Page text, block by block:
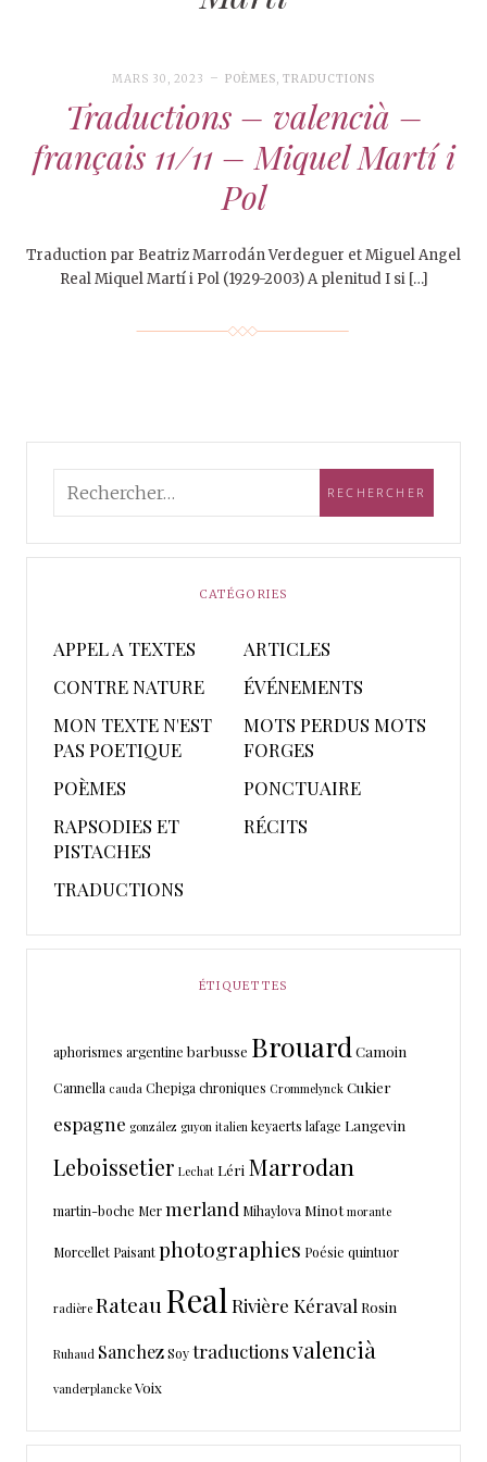
MARS 30, 2023 POÈMES,TRADUCTIONS
Traductions – valencià –
français 11/11 – Miquel Martí i
Pol
Traduction par Beatriz Marrodán Verdeguer et Miguel Angel
Real Miquel Martí i Pol (1929-2003) A plenitud I si […]
CATÉGORIES
APPEL A TEXTES
ARTICLES
CONTRE NATURE
ÉVÉNEMENTS
MON TEXTE N'EST
PAS POETIQUE
MOTS PERDUS MOTS
FORGES
POÈMES
PONCTUAIRE
RAPSODIES ET
PISTACHES
RÉCITS
TRADUCTIONS
ÉTIQUETTES
aphorismes argentine barbusse Brouard Camoin
Cannella cauda Chepigachroniques Crommelynck Cukier
espagne gonzález guyon italien keyaerts lafage Langevin
Leboissetier Lechat Léri Marrodan
martin-boche Mermerland Mihaylova Minot morante
Morcellet Paisantphotographies Poésie quintuor
radière RateauReal Rivière Kéraval Rosin
Ruhaud SanchezSoytraductionsvalencià
vanderplancke Voix